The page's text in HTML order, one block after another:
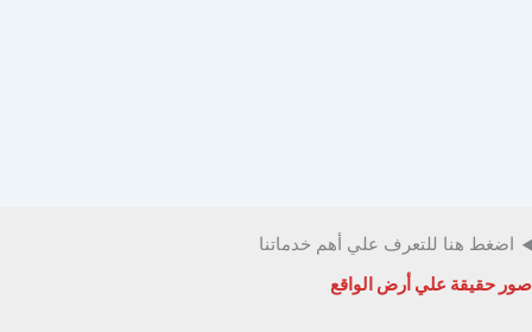
اضغط هنا للتعرف علي أهم خدماتنا
صور حقيقة علي أرض الواقع